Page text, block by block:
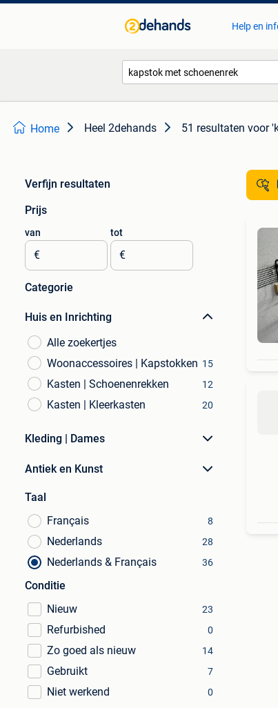
Help en
Home Heel 2dehands 51 resultaten voor
Verfijn resultaten
Prijs
van
€
tot
€
Categorie
Huis en Inrichting
Alle zoekertjes
Woonaccessoires | Kapstokken 15
Kasten | Schoenenrekken 12
Kasten | Kleerkasten 20
Kleding | Dames
Antiek en Kunst
Taal
Français
8
Nederlands 28
Nederlands & Français 36
Conditie
Nieuw
23
Refurbished 0
Zo goed als nieuw 14
Gebruikt 7
Niet werkend 0